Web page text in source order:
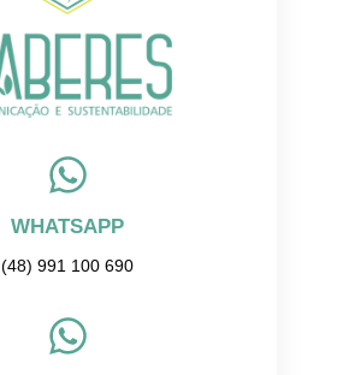
WHATSAPP
(48) 991 100 690